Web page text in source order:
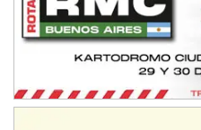
COBERTURA ESPECIAL DE E-
08/09-AGO
IAME SERIES ARGENTINA 6
Baradero (Buenos Aires)